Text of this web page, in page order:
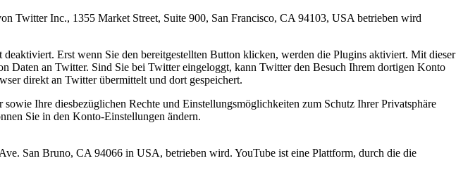
Twitter Inc., 1355 Market Street, Suite 900, San Francisco, CA 94103, USA betrieben wird
Erst wenn Sie den bereitgestellten Button klicken, werden die Plugins aktiviert. Mit dieser
an Twitter. Sind Sie bei Twitter eingeloggt, kann Twitter den Besuch Ihrem dortigen Konto
direkt an Twitter übermittelt und dort gespeichert.
Ihre diesbezüglichen Rechte und Einstellungsmöglichkeiten zum Schutz Ihrer Privatsphäre
Sie in den Konto-Einstellungen ändern.
San Bruno, CA 94066 in USA, betrieben wird. YouTube ist eine Plattform, durch die die